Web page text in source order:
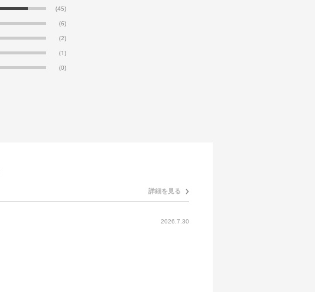
(45)
(6)
(2)
(1)
(0)
詳細を見る
2026.7.30